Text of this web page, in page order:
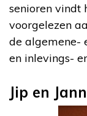
senioren vindt
voorgelezen
de algemene-
en inlevings-
Jip en